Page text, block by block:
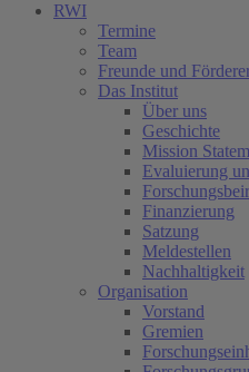
RWI
Termine
Team
Freunde und
Das Institut
Über uns
Geschichte
Mission
Evaluierung
Finanzierung
Satzung
Meldestellen
Nachhaltigkeit
Organisation
Vorstand
Gremien